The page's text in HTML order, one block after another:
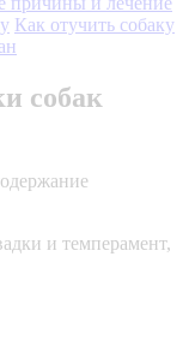
Как отучить собаку
собак
и темперамент,